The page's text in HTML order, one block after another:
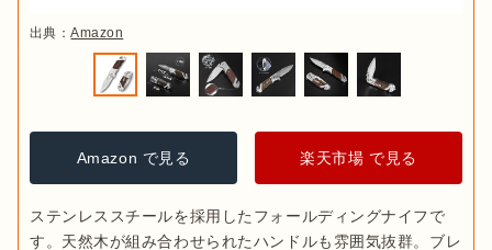
出典：Amazon
Amazon で見る 楽天市場 で見る
ステンレススチールを採用したフォールディングナイフで
す。天然木が組み合わせられたハンドルも雰囲気抜群。ブレ